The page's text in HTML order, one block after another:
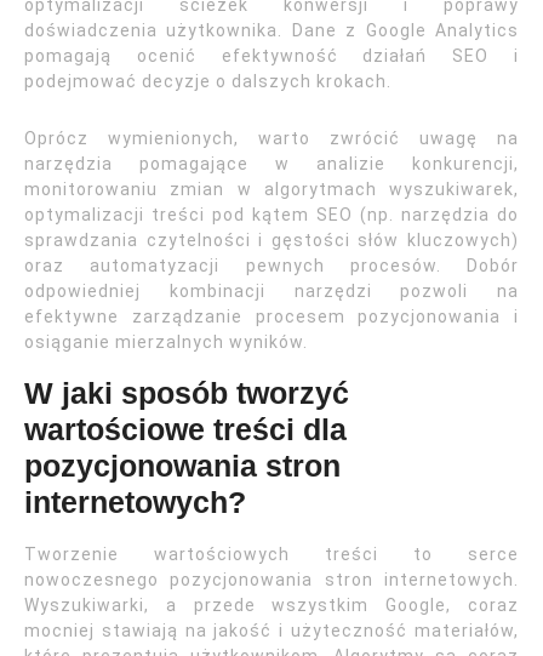
optymalizacji ścieżek konwersji i poprawy
doświadczenia użytkownika. Dane z Google Analytics
pomagają ocenić efektywność działań SEO i
podejmować decyzje o dalszych krokach.
Oprócz wymienionych, warto zwrócić uwagę na
narzędzia pomagające w analizie konkurencji,
monitorowaniu zmian w algorytmach wyszukiwarek,
optymalizacji treści pod kątem SEO (np. narzędzia do
sprawdzania czytelności i gęstości słów kluczowych)
oraz automatyzacji pewnych procesów. Dobór
odpowiedniej kombinacji narzędzi pozwoli na
efektywne zarządzanie procesem pozycjonowania i
osiąganie mierzalnych wyników.
W jaki sposób tworzyć
wartościowe treści dla
pozycjonowania stron
internetowych?
Tworzenie wartościowych treści to serce
nowoczesnego pozycjonowania stron internetowych.
Wyszukiwarki, a przede wszystkim Google, coraz
mocniej stawiają na jakość i użyteczność materiałów,